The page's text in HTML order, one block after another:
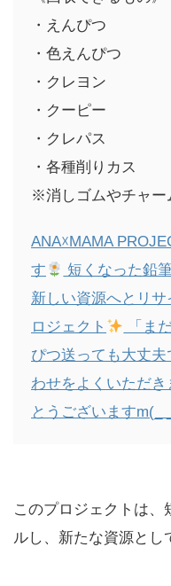
・えんぴつ
・色えんぴつ
・クレヨン
・クーピー
・クレパス
・各種削りカス
※消しゴムやチャー
ANA☓MAMA
す
短くなった鉛
新しい資源へとリサ
ロジェクト
「ま
ぴつ送っても大丈
わせをよくいただ
とうございますm(_
このプロジェクトは、
ルし、新たな資源とし